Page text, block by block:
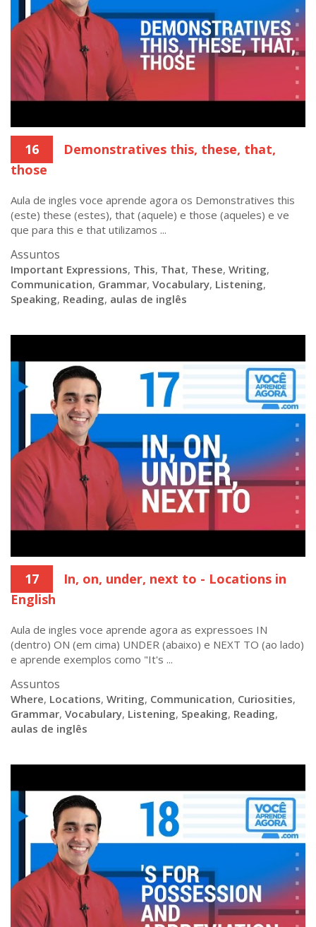
16
Demonstratives this, these, that,
those
Aula de ingles voce aprende agora os Demonstratives this
(este) these (estes), that (aquele) e those (aqueles) e ve
que para this e that utilizamos ...
Assuntos
Important Expressions, This, That, These, Writing,
Communication, Grammar, Vocabulary, Listening,
Speaking, Reading, aulas de inglês
17
In, on, under, next to - Locations in
English
Aula de ingles voce aprende agora as expressoes IN
(dentro) ON (em cima) UNDER (abaixo) e NEXT TO (ao lado)
e aprende exemplos como "It's ...
Assuntos
Where, Locations, Writing, Communication, Curiosities,
Grammar, Vocabulary, Listening, Speaking, Reading,
aulas de inglês